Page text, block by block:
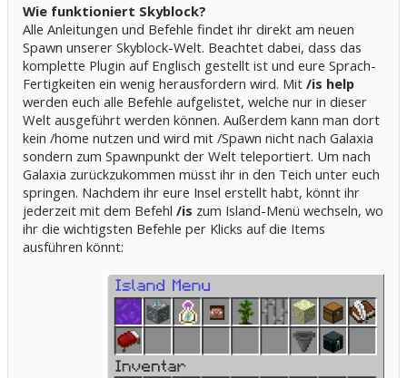
Wie funktioniert Skyblock?
Alle Anleitungen und Befehle findet ihr direkt am neuen
Spawn unserer Skyblock-Welt. Beachtet dabei, dass das
komplette Plugin auf Englisch gestellt ist und eure Sprach-
Fertigkeiten ein wenig herausfordern wird. Mit /is help
werden euch alle Befehle aufgelistet, welche nur in dieser
Welt ausgeführt werden können. Außerdem kann man dort
kein /home nutzen und wird mit /Spawn nicht nach Galaxia
sondern zum Spawnpunkt der Welt teleportiert. Um nach
Galaxia zurückzukommen müsst ihr in den Teich unter euch
springen. Nachdem ihr eure Insel erstellt habt, könnt ihr
jederzeit mit dem Befehl /is zum Island-Menü wechseln, wo
ihr die wichtigsten Befehle per Klicks auf die Items
ausführen könnt: